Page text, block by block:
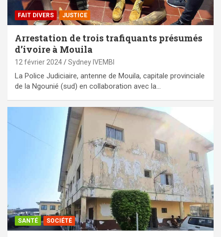
FAIT DIVERS JUSTICE
Arrestation de trois trafiquants présumés
d’ivoire à Mouila
12 février 2024 Sydney IVEMBI
La Police Judiciaire, antenne de Mouila, capitale provinciale
de la Ngounié (sud) en collaboration avec la…
SANTÉ SOCIÉTÉ